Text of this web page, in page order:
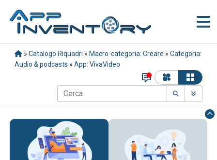
» Catalogo Riquadri » Macro-categoria: Creare » Categoria:
Audio & podcasts » App: VivaVideo